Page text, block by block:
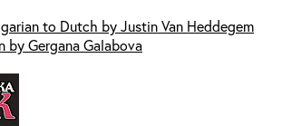
to Dutch by Justin Van Heddegem
by Gergana Galabova